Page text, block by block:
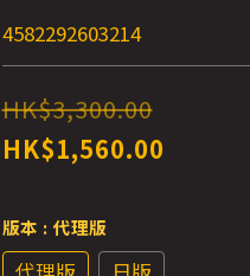
4582292603214
HK$3,300.00
HK$1,560.00
版本 : 代理版